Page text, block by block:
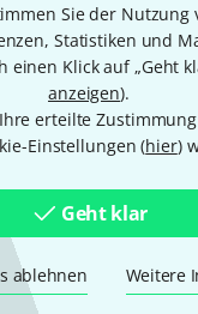
Sie der Nutzung
Statistiken und
einen Klick auf „Geht
anzeigen).
erteilte
Einstellungen (hier)
Geht klar
ablehnen Weitere
/ 5